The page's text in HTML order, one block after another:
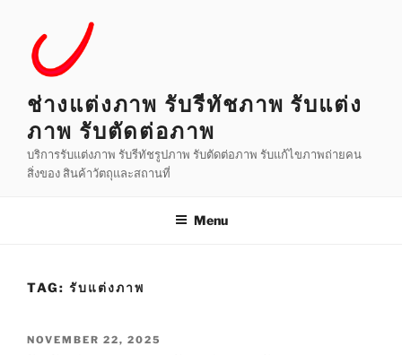
content
ช่างแต่งภาพ รับรีทัชภาพ รับแต่ง
ภาพ รับตัดต่อภาพ
บริการรับแต่งภาพ รับรีทัชรูปภาพ รับตัดต่อภาพ รับแก้ไขภาพถ่ายคน
สิ่งของ สินค้าวัตถุและสถานที่
Menu
TAG: รับแต่งภาพ
POSTED
NOVEMBER 22, 2025